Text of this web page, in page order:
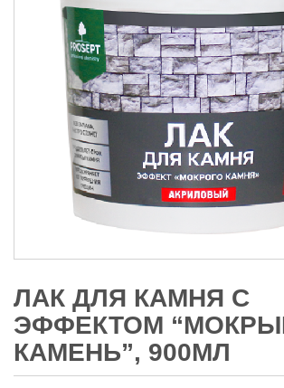
ЛАК ДЛЯ КАМНЯ С
ЭФФЕКТОМ
КАМЕНЬ”, 900МЛ